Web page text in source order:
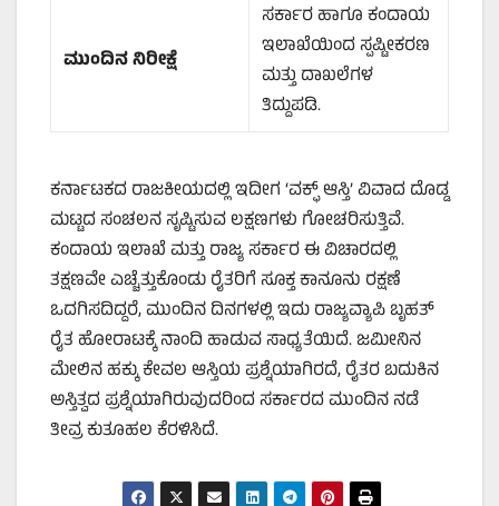
ಮುಂದಿನನಿರೀಕ್ಷೆ
ಸರ್ಕಾರ ಹಾಗೂ ಕಂದಾಯ
ಇಲಾಖೆಯಿಂದ ಸ್ಪಷ್ಟೀಕರಣ
ಮತ್ತು ದಾಖಲೆಗಳ
ತಿದ್ದುಪಡಿ.
ಕರ್ನಾಟಕದ ರಾಜಕೀಯದಲ್ಲಿ ಇದೀಗ ‘ವಕ್ಫ್ ಆಸ್ತಿ’ ವಿವಾದ ದೊಡ್ಡ
ಮಟ್ಟದ ಸಂಚಲನ ಸೃಷ್ಟಿಸುವ ಲಕ್ಷಣಗಳು ಗೋಚರಿಸುತ್ತಿವೆ.
ಕಂದಾಯ ಇಲಾಖೆ ಮತ್ತು ರಾಜ್ಯ ಸರ್ಕಾರ ಈ ವಿಚಾರದಲ್ಲಿ
ತಕ್ಷಣವೇ ಎಚ್ಚೆತ್ತುಕೊಂಡು ರೈತರಿಗೆ ಸೂಕ್ತ ಕಾನೂನು ರಕ್ಷಣೆ
ಒದಗಿಸದಿದ್ದರೆ, ಮುಂದಿನ ದಿನಗಳಲ್ಲಿ ಇದು ರಾಜ್ಯವ್ಯಾಪಿ ಬೃಹತ್
ರೈತ ಹೋರಾಟಕ್ಕೆ ನಾಂದಿ ಹಾಡುವ ಸಾಧ್ಯತೆಯಿದೆ. ಜಮೀನಿನ
ಮೇಲಿನ ಹಕ್ಕು ಕೇವಲ ಆಸ್ತಿಯ ಪ್ರಶ್ನೆಯಾಗಿರದೆ, ರೈತರ ಬದುಕಿನ
ಅಸ್ತಿತ್ವದ ಪ್ರಶ್ನೆಯಾಗಿರುವುದರಿಂದ ಸರ್ಕಾರದ ಮುಂದಿನ ನಡೆ
ತೀವ್ರ ಕುತೂಹಲ ಕೆರಳಿಸಿದೆ.